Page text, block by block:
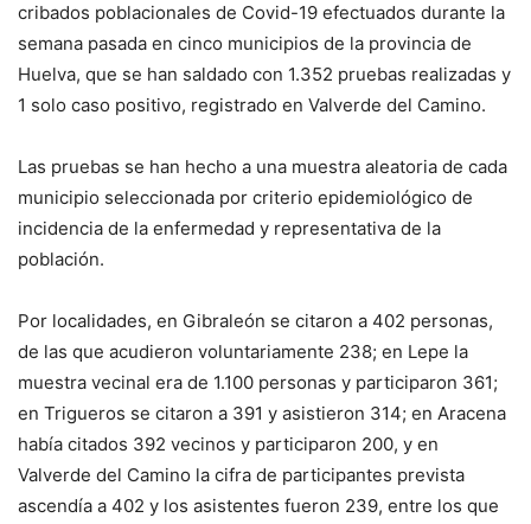
cribados poblacionales de Covid-19 efectuados durante la
semana pasada en cinco municipios de la provincia de
Huelva, que se han saldado con 1.352 pruebas realizadas y
1 solo caso positivo, registrado en Valverde del Camino.
Las pruebas se han hecho a una muestra aleatoria de cada
municipio seleccionada por criterio epidemiológico de
incidencia de la enfermedad y representativa de la
población.
Por localidades, en Gibraleón se citaron a 402 personas,
de las que acudieron voluntariamente 238; en Lepe la
muestra vecinal era de 1.100 personas y participaron 361;
en Trigueros se citaron a 391 y asistieron 314; en Aracena
había citados 392 vecinos y participaron 200, y en
Valverde del Camino la cifra de participantes prevista
ascendía a 402 y los asistentes fueron 239, entre los que